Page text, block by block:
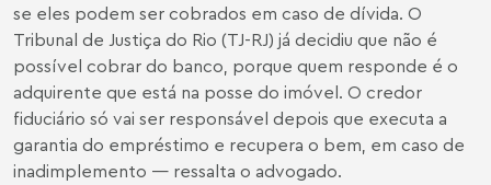
se eles podem ser cobrados em caso de dívida. O
Tribunal de Justiça do Rio (TJ-RJ) já decidiu que não é
possível cobrar do banco, porque quem responde é o
adquirente que está na posse do imóvel. O credor
fiduciário só vai ser responsável depois que executa a
garantia do empréstimo e recupera o bem, em caso de
inadimplemento — ressalta o advogado.